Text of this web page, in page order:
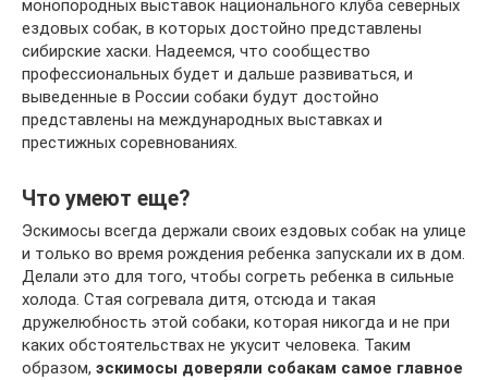
монопородных выставок национального клуба северных
ездовых собак, в которых достойно представлены
сибирские хаски. Надеемся, что сообщество
профессиональных будет и дальше развиваться, и
выведенные в России собаки будут достойно
представлены на международных выставках и
престижных соревнованиях.
Что умеют еще?
Эскимосы всегда держали своих ездовых собак на улице
и только во время рождения ребенка запускали их в дом.
Делали это для того, чтобы согреть ребенка в сильные
холода. Стая согревала дитя, отсюда и такая
дружелюбность этой собаки, которая никогда и не при
каких обстоятельствах не укусит человека. Таким
образом, эскимосы доверяли собакам самое главное